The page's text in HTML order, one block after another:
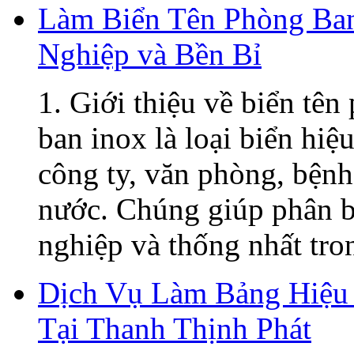
Làm Biển Tên Phòng
Nghiệp và Bền Bỉ
1. Giới thiệu về biển tên
ban inox là loại biển
công ty, văn phòng,
nước. Chúng giúp phân
nghiệp và thống nhất
Dịch Vụ Làm Bảng
Tại Thanh Thịnh Phát